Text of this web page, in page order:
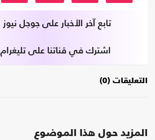
تابع آخر الأخبار على جوجل نيوز
اشترك في قناتنا على تليغرام
التعليقات (0)
المزيد حول هذا الموضوع